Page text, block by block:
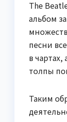
The
альбом
песни
в
толпы
Таким